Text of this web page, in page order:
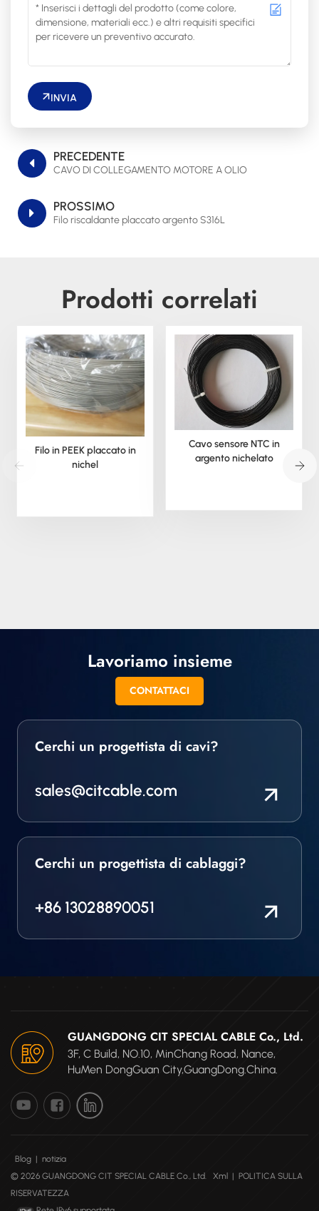
INVIA
PRECEDENTE
CAVO DI COLLEGAMENTO MOTORE A OLIO
PROSSIMO
Filo riscaldante placcato argento S316L
Prodotti correlati
Filo in PEEK placcato in
nichel
Cavo sensore NTC in
argento nichelato
Lavoriamo insieme
CONTATTACI
Cerchi un progettista di cavi?
sales@citcable.com
Cerchi un progettista di cablaggi?
+86 13028890051
GUANGDONG CIT SPECIAL CABLE Co., Ltd.
3F, C Build, NO.10, MinChang Road, Nance,
HuMen DongGuan City,GuangDong.China.
Blog | notizia
© 2026 GUANGDONG CIT SPECIAL CABLE Co., Ltd.
Xml | POLITICA SULLA
RISERVATEZZA